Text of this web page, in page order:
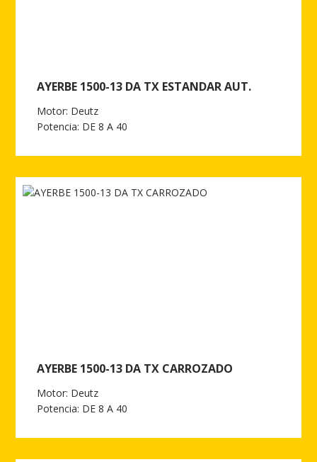
AYERBE 1500-13 DA TX ESTANDAR AUT.
Motor: Deutz
Potencia: DE 8 A 40
AYERBE 1500-13 DA TX CARROZADO
Motor: Deutz
Potencia: DE 8 A 40